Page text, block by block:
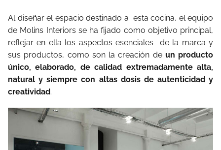
Al diseñar el espacio destinado a esta cocina, el equipo
de Molins Interiors se ha fijado como objetivo principal,
reflejar en ella los aspectos esenciales de la marca y
sus productos, como son la creación de un producto
único, elaborado, de calidad extremadamente alta,
natural y siempre con altas dosis de autenticidad y
creatividad.